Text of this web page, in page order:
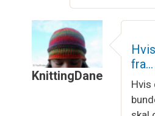
KnittingDane
Snoning
fra…
Hvis